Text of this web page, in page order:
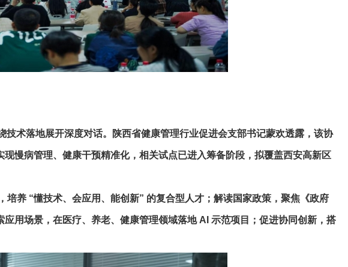
术落地展开深度对话。陕西省健康管理行业促进会支部书记蒙欢透露，该协
慢病管理、健康干预精准化，相关试点已进入筹备阶段，拟覆盖西安高新区
养 “懂技术、会应用、能创新” 的复合型人才；解读国家政策，聚焦《政府
用场景，在医疗、养老、健康管理领域落地 AI 示范项目；促进协同创新，搭